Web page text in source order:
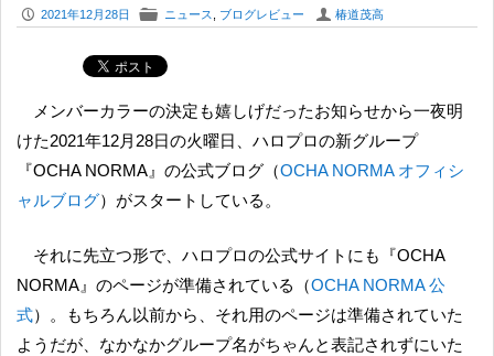
P 2021年12月28日 F ニュース ブログレビュー U 椿道茂高
メンバーカラーの決定も嬉しげだったお知らせから一夜明
けた2021年12月28日の火曜日、ハロプロの新グループ
『OCHA NORMA』の公式ブログ（OCHA NORMA オフィシ
ャルブログ）がスタートしている。
それに先立つ形で、ハロプロの公式サイトにも『OCHA
NORMA』のページが準備されている（OCHA NORMA 公
式）。もちろん以前から、それ用のページは準備されていた
ようだが、なかなかグループ名がちゃんと表記されずにいた